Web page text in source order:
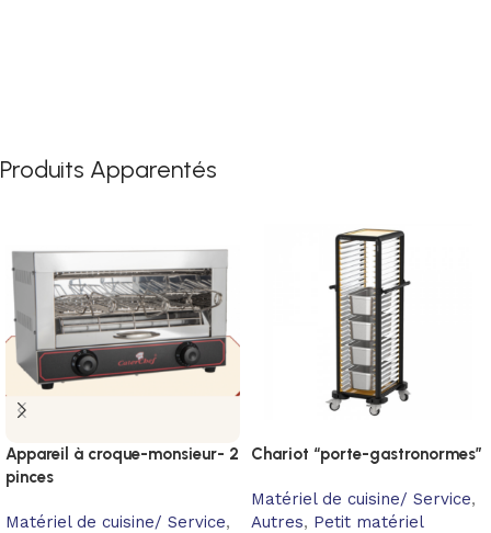
Produits Apparentés
Appareil à croque-monsieur- 2
pinces
Matériel de cuisine/ Service,
Chariot “porte-gastronormes”
Matériel de cuisine/ Service,
Autres, Petit matériel